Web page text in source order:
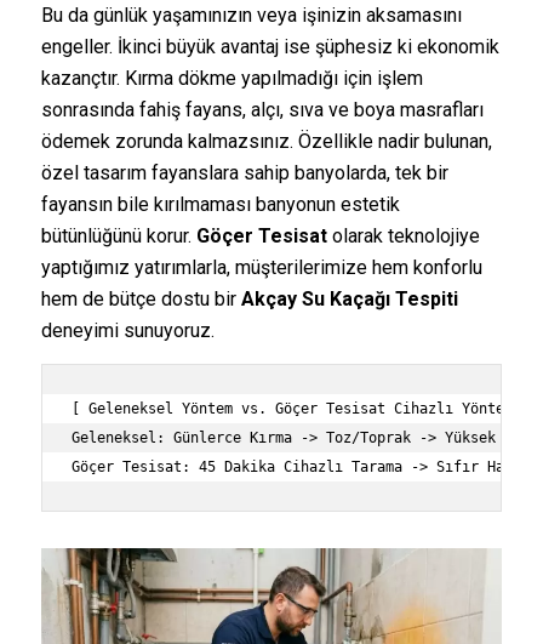
Bu da günlük yaşamınızın veya işinizin aksamasını
engeller. İkinci büyük avantaj ise şüphesiz ki ekonomik
kazançtır. Kırma dökme yapılmadığı için işlem
sonrasında fahiş fayans, alçı, sıva ve boya masrafları
ödemek zorunda kalmazsınız. Özellikle nadir bulunan,
özel tasarım fayanslara sahip banyolarda, tek bir
fayansın bile kırılmaması banyonun estetik
bütünlüğünü korur. Göçer Tesisatolarak teknolojiye
yaptığımız yatırımlarla, müşterilerimize hem konforlu
hem de bütçe dostu bir Akçay Su Kaçağı Tespiti
deneyimi sunuyoruz.
[ Geleneksel Yöntem vs. Göçer Tesisat Cihazlı Yöntem ]
Geleneksel: Günlerce Kırma -> Toz/Toprak -> Yüksek